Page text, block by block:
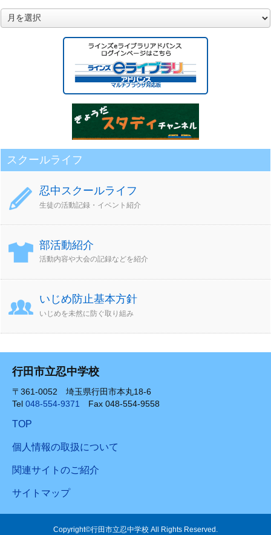
月
別
スクールライフ
忍中スクールライフ
生徒の活動記録・イベント紹介
部活動紹介
活動内容や大会の記録などを紹介
いじめ防止基本方針
いじめを未然に防ぐ取り組み
行田市立忍中学校
〒361-0052 埼玉県行田市本丸18-6
Tel 048-554-9371 Fax 048-554-9558
TOP
個人情報の取扱について
関連サイトのご紹介
サイトマップ
Copyright©行田市立忍中学校 All Rights Reserved.